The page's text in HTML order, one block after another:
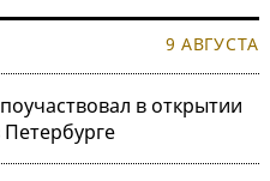
9 АВГУСТА
в открытии